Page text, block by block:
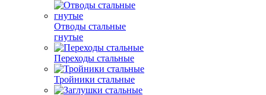
Отводы стальные
гнутые
Переходы стальные
Тройники стальные